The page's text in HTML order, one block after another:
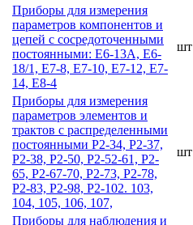
Приборы для измерения
параметров компонентов и
цепей с сосредоточенными
постоянными: Е6-13А, Е6-
18/1, Е7-8, Е7-10, Е7-12, Е7-
14, Е8-4
шт
Приборы для измерения
параметров элементов и
трактов с распределенными
постоянными Р2-34, Р2-37,
Р2-38, Р2-50, Р2-52-61, Р2-
65, Р2-67-70, Р2-73, Р2-78,
Р2-83, Р2-98, Р2-102. 103,
104, 105, 106, 107,
шт
Приборы для наблюдения и